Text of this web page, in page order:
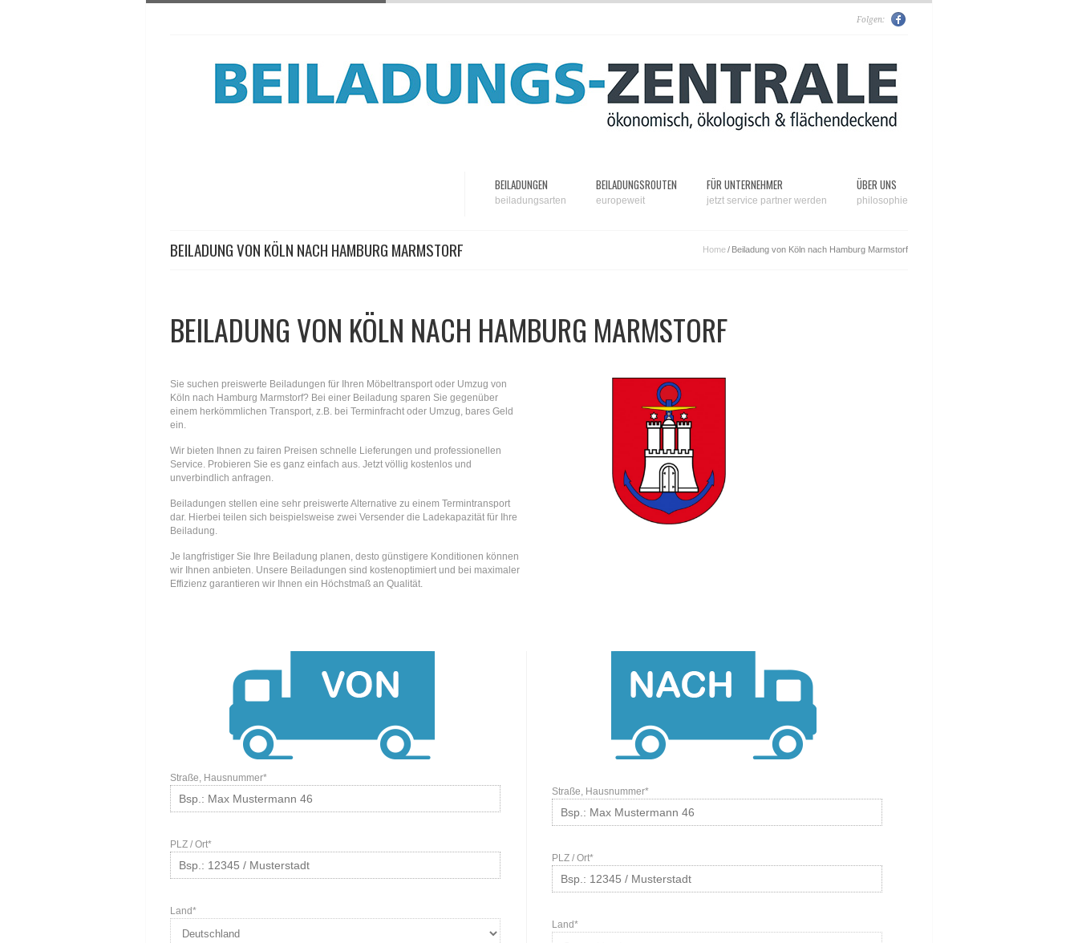
Folgen:
BEILADUNGEN
beiladungsarten
BEILADUNGSROUTEN
europeweit
FÜR UNTERNEHMER
jetzt service partner werden
ÜBER UNS
philosophie
BEILADUNG VON KÖLN NACH HAMBURG MARMSTORF Home/ Beiladung von Köln nach Hamburg Marmstorf
BEILADUNG VON KÖLN NACH HAMBURG MARMSTORF
Sie suchen preiswerte Beiladungen für Ihren Möbeltransport oder Umzug von
Köln nach Hamburg Marmstorf? Bei einer Beiladung sparen Sie gegenüber
einem herkömmlichen Transport, z.B. bei Terminfracht oder Umzug, bares Geld
ein.
Wir bieten Ihnen zu fairen Preisen schnelle Lieferungen und professionellen
Service. Probieren Sie es ganz einfach aus. Jetzt völlig kostenlos und
unverbindlich anfragen.
Beiladungen stellen eine sehr preiswerte Alternative zu einem Termintransport
dar. Hierbei teilen sich beispielsweise zwei Versender die Ladekapazität für Ihre
Beiladung.
Je langfristiger Sie Ihre Beiladung planen, desto günstigere Konditionen können
wir Ihnen anbieten. Unsere Beiladungen sind kostenoptimiert und bei maximaler
Effizienz garantieren wir Ihnen ein Höchstmaß an Qualität.
Straße, Hausnummer*
PLZ / Ort*
Land*
Straße, Hausnummer*
PLZ / Ort*
Land*